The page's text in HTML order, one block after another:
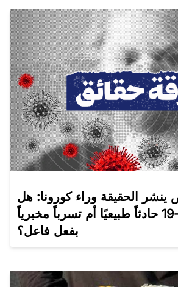
ينشر الحقيقة وراء كورونا: هل
كان كوفيد-19 حادثاً طبيعيًا أم تسرباً مخبرياً
بفعل فاعل؟